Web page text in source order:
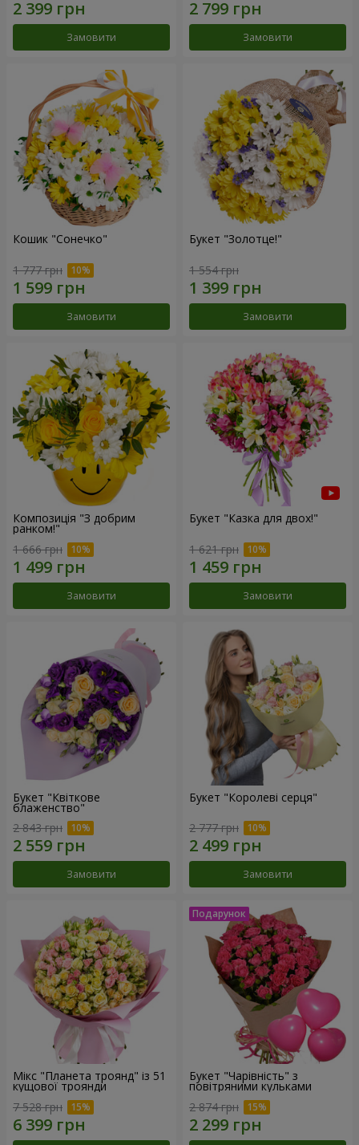
Замовити Замовити
Кошик "Сонечко"
1 777 грн
Замовити
Букет "Золотце!"
1 554 грн
Замовити
Композиція "З добрим
ранком!"
1 666 грн
Замовити
Букет "Казка для двох!"
1 621 грн
Замовити
Букет "Квіткове
блаженство"
2 843 грн
Замовити
Букет "Королеві серця"
2 777 грн
Замовити
Мікс "Планета троянд" із 51
кущової троянди
7 528 грн
Букет "Чарівність" з
повітряними кульками
2 874 грн